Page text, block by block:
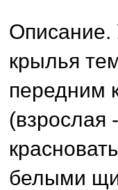
Описание.
крылья
передним
(взрослая
белыми